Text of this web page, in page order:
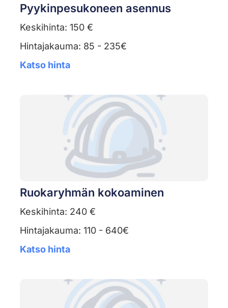
Pyykinpesukoneen asennus
Keskihinta: 150 €
Hintajakauma: 85 - 235€
Katso hinta
Ruokaryhmän kokoaminen
Keskihinta: 240 €
Hintajakauma: 110 - 640€
Katso hinta